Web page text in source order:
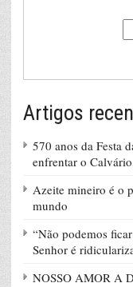
Artigos
570 anos da Festa
enfrentar o
Azeite mineiro é o
mundo
“Não podemos
Senhor é
NOSSO AMOR A